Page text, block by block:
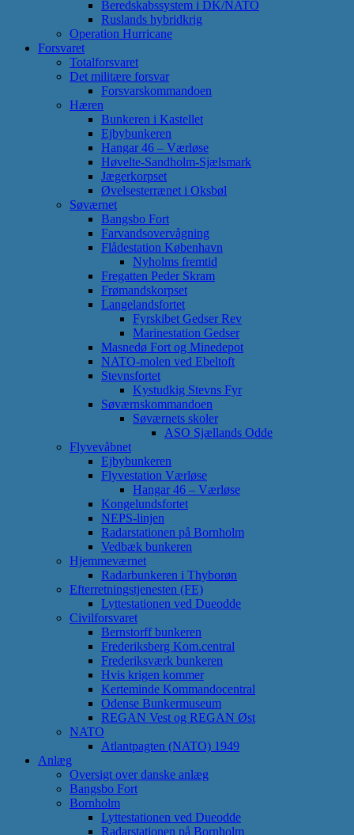
Beredskabssystem i DK/NATO
Ruslands hybridkrig
Operation Hurricane
Forsvaret
Totalforsvaret
Det militære forsvar
Forsvarskommandoen
Hæren
Bunkeren i Kastellet
Ejbybunkeren
Hangar 46 – Værløse
Høvelte-Sandholm-Sjælsmark
Jægerkorpset
Øvelsesterrænet i Oksbøl
Søværnet
Bangsbo Fort
Farvandsovervågning
Flådestation København
Nyholms fremtid
Fregatten Peder Skram
Frømandskorpset
Langelandsfortet
Fyrskibet Gedser Rev
Marinestation Gedser
Masnedø Fort og Minedepot
NATO-molen ved Ebeltoft
Stevnsfortet
Kystudkig Stevns Fyr
Søværnskommandoen
Søværnets skoler
ASO Sjællands Odde
Flyvevåbnet
Ejbybunkeren
Flyvestation Værløse
Hangar 46 – Værløse
Kongelundsfortet
NEPS-linjen
Radarstationen på Bornholm
Vedbæk bunkeren
Hjemmeværnet
Radarbunkeren i Thyborøn
Efterretningstjenesten (FE)
Lyttestationen ved Dueodde
Civilforsvaret
Bernstorff bunkeren
Frederiksberg Kom.central
Frederiksværk bunkeren
Hvis krigen kommer
Kerteminde Kommandocentral
Odense Bunkermuseum
REGAN Vest og REGAN Øst
NATO
Atlantpagten (NATO) 1949
Anlæg
Oversigt over danske anlæg
Bangsbo Fort
Bornholm
Lyttestationen ved Dueodde
Radarstationen på Bornholm